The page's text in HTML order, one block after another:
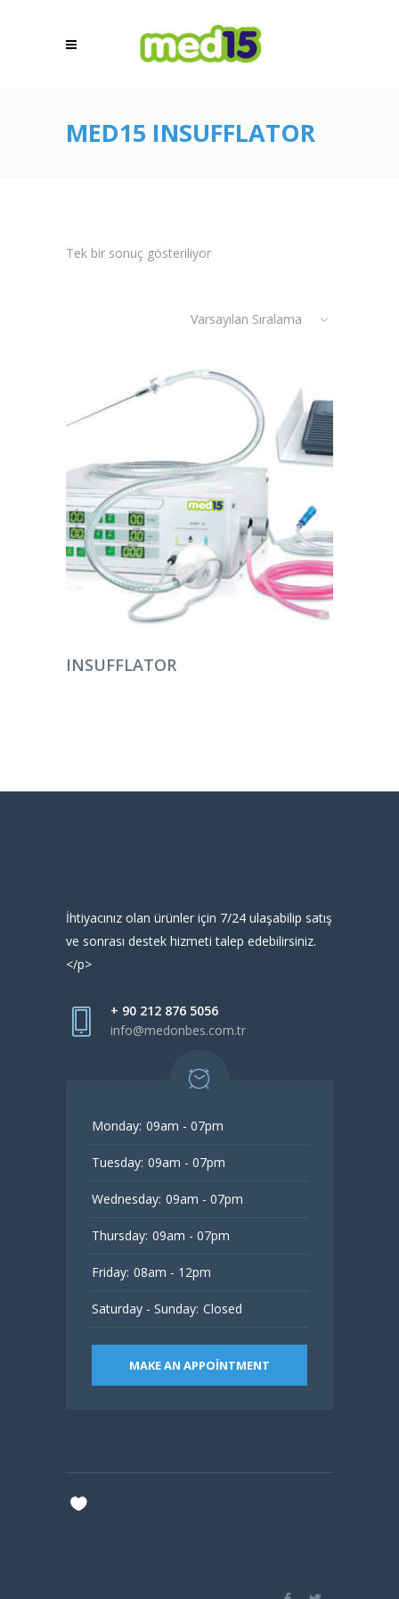
MED15 INSUFFLATOR
Tek bir sonuç gösteriliyor
Varsayılan Sıralama
DEVAMINI OKU
INSUFFLATOR
İhtiyacınız olan ürünler için 7/24 ulaşabilip satış
ve sonrası destek hizmeti talep edebilirsiniz.
</p>
+ 90 212 876 5056
info@medonbes.com.tr
Monday: 09am - 07pm
Tuesday: 09am - 07pm
Wednesday: 09am - 07pm
Thursday: 09am - 07pm
Friday: 08am - 12pm
Saturday - Sunday: Closed
MAKE AN APPOINTMENT